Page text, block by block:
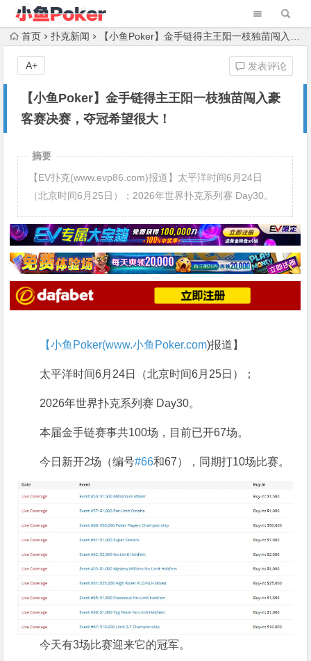
首页 扑克新闻 【小鱼Poker】金手链得主王阳一枝独苗闯入豪客赛决赛，夺冠希望很大！
【小鱼Poker】金手链得主王阳一枝独苗闯入豪
客赛决赛，夺冠希望很大！
发表评论
A+
摘要
【EV扑克(www.evp86.com)报道】太平洋时间6月24日
（北京时间6月25日）；2026年世界扑克系列赛 Day30。
【小鱼Poker(www.小鱼Poker.com)报道】
太平洋时间6月24日（北京时间6月25日）；
2026年世界扑克系列赛 Day30。
本届金手链赛事共100场，目前已开67场。
今日新开2场（编号#66和67），同期打10场比赛。
今天有3场比赛迎来它的冠军。